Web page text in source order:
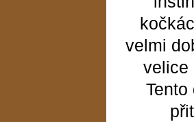
velmi
velice